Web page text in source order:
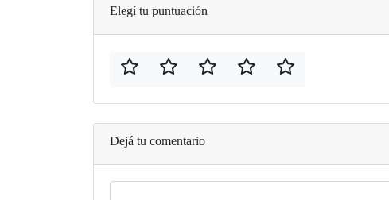
Elegí tu puntuación
Dejá tu comentario